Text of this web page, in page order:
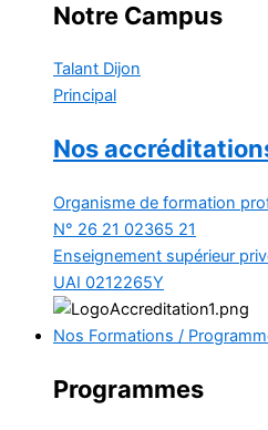
Notre Campus
Talant Dijon
Principal
Nos
Organisme de formation
N° 26 21 02365 21
Enseignement supérieur
UAI 0212265Y
Nos Formations /
Programmes